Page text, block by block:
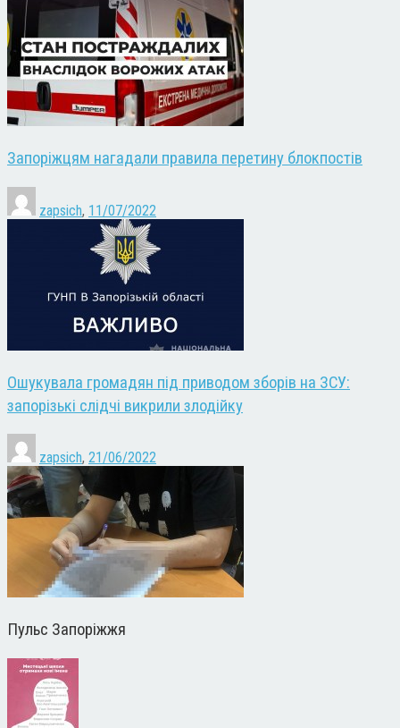
Запоріжцям нагадали правила перетину блокпостів
zapsich, 11/07/2022
Ошукувала громадян під приводом зборів на ЗСУ:
запорізькі слідчі викрили злодійку
zapsich, 21/06/2022
Пульс Запоріжжя